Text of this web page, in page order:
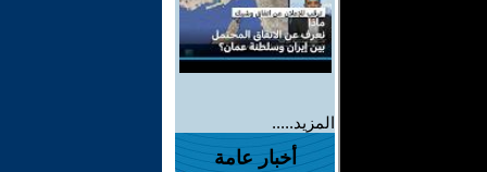
المزيد.....
أخبار عامة